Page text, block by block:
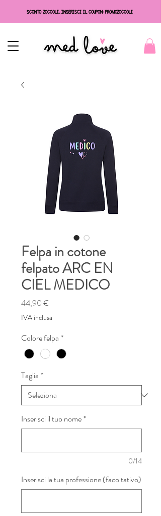
SCONTO ZOCCOLI, INSERISCI IL COUPON: PROMOZOCCOLI
Felpa in cotone
felpato ARC EN
CIEL MEDICO
44,90 €
IVA inclusa
Colore felpa *
Taglia *
Inserisci il tuo nome*
0/14
Inserisci la tua professione (facoltativo)